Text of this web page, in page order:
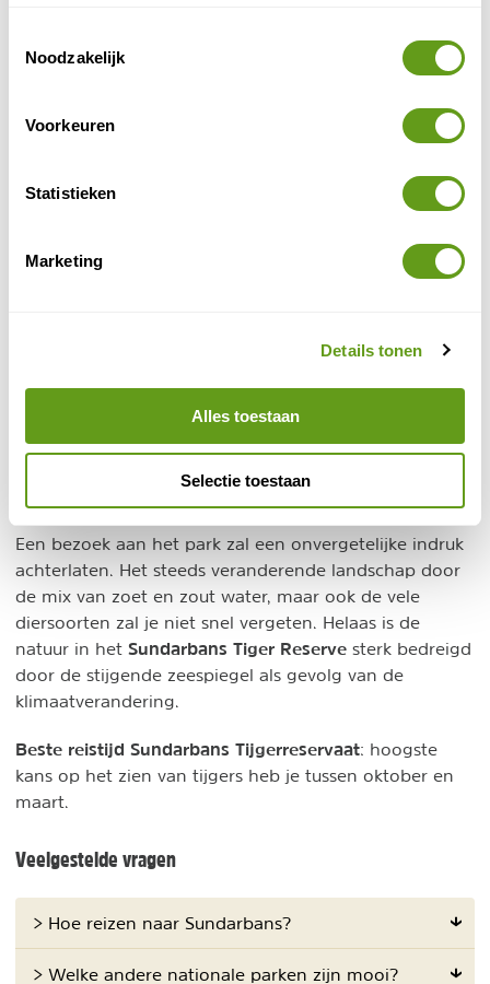
Noodzakelijk
Voorkeuren
Statistieken
Marketing
Details tonen
Alles toestaan
Selectie toestaan
is het gebied te voet niet begaanbaar. Boten zijn te
huur bij de lokale bevolking, maar er zijn ook twee
verhuurpunten in het gebied. Het West Bengal
Een bezoek aan het park zal een onvergetelijke indruk
achterlaten. Het steeds veranderende landschap door
de mix van zoet en zout water, maar ook de vele
diersoorten zal je niet snel vergeten. Helaas is de
natuur in het Sundarbans Tiger Reserve sterk bedreigd
door de stijgende zeespiegel als gevolg van de
klimaatverandering.
Beste reistijd Sundarbans Tijgerreservaat: hoogste
kans op het zien van tijgers heb je tussen oktober en
maart.
Veelgestelde vragen
> Hoe reizen naar Sundarbans?
> Welke andere nationale parken zijn mooi?